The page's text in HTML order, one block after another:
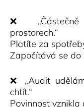
❌ „Částečně
prostorech.“
Platíte za
Započítává se do
❌ „Audit
chtít.“
Povinnost